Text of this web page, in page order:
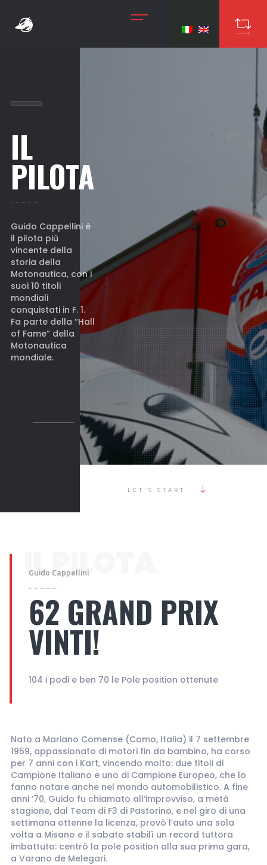
IL
PILOTA
Guido Cappellini è
il pilota più
vincente della
storia della
Motonautica, con i
suoi 10 titoli
mondiali
conquistati in F. 1.
Fa parte della “Hall
of Fame” della
Motonautica
mondiale.
LET'S START
IL PILOTA
Guido Cappellini
62 GRAND PRIX
VINTI!
104 i podi e ben 70 le Pole position ottenute
Nato a Mariano Comense (Como, Italia) il 7 settembre
1959, appassionato di motori fin da bambino, ha corso
per 7 anni con i Kart, vincendo molto: due titoli di
Campione Italiano e uno di Campione Europeo, che lo
fanno notare anche nel mondo automobilistico. A fine
anni ’70, Guido fu chiamato all’improvviso, a metà
stagione, dal Team di F3 di Pastorino, e nel giro di una
settimana ottenne la licenza, provò l’auto una sola
volta a Misano e il sabato stabilì un record tuttora
imbattuto: centrò la pole position alla sua prima gara,
a Varano de Melegari.